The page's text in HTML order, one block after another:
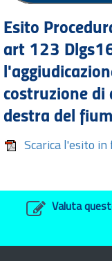
Esito
art 123
costruzione di
destra del
Scarica l'esito
Valuta